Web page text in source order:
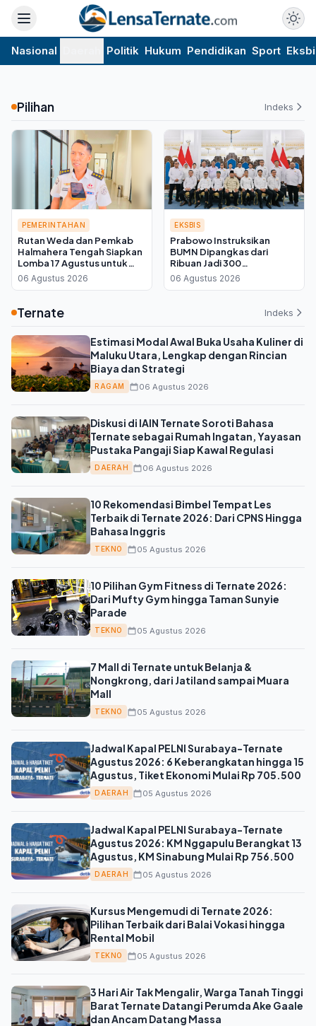
Nasional Politik Hukum Pendidikan Sport
Pilihan Indeks
PEMERINTAHAN
Rutan Weda dan Pemkab
Halmahera Tengah Siapkan
Lomba 17 Agustus untuk
Warga Binaan, Ini Kata Plh
Kepala Rutan
06 Agustus 2026
EKSBIS
Prabowo Instruksikan
BUMN Dipangkas dari
Ribuan Jadi 300
Perusahaan, Kadin Kalteng:
Infrastruktur Kembali ke
06 Agustus 2026
Ternate Indeks
Estimasi Modal Awal Buka Usaha Kuliner di
Maluku Utara, Lengkap dengan Rincian
Biaya dan Strategi
RAGAM 06 Agustus 2026
Diskusi di IAIN Ternate Soroti Bahasa
Ternate sebagai Rumah Ingatan, Yayasan
Pustaka Pangaji Siap Kawal Regulasi
DAERAH 06 Agustus 2026
10 Rekomendasi Bimbel Tempat Les
Terbaik di Ternate 2026: Dari CPNS Hingga
Bahasa Inggris
TEKNO 05 Agustus 2026
10 Pilihan Gym Fitness di Ternate 2026:
Dari Mufty Gym hingga Taman Sunyie
Parade
TEKNO 05 Agustus 2026
7 Mall di Ternate untuk Belanja &
Nongkrong, dari Jatiland sampai Muara
Mall
TEKNO 05 Agustus 2026
Jadwal Kapal PELNI Surabaya-Ternate
Agustus 2026: 6 Keberangkatan hingga 15
Agustus, Tiket Ekonomi Mulai Rp 705.500
DAERAH 05 Agustus 2026
Jadwal Kapal PELNI Surabaya-Ternate
Agustus 2026: KM Nggapulu Berangkat 13
Agustus, KM Sinabung Mulai Rp 756.500
DAERAH 05 Agustus 2026
Kursus Mengemudi di Ternate 2026:
Pilihan Terbaik dari Balai Vokasi hingga
Rental Mobil
TEKNO 05 Agustus 2026
3 Hari Air Tak Mengalir, Warga Tanah Tinggi
Barat Ternate Datangi Perumda Ake Gaale
dan Ancam Datang Massa